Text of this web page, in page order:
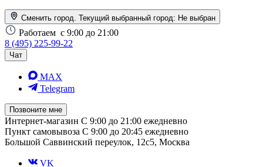
Сменить город. Текущий выбранный город: Не выбран
Работаем с 9:00 до 21:00
8 (495) 225-99-22
Чат
MAX
Telegram
Позвоните мне
Интернет-магазин С 9:00 до 21:00 ежедневно
Пункт самовывоза С 9:00 до 20:45 ежедневно
Большой Саввинский переулок, 12с5, Москва
VK